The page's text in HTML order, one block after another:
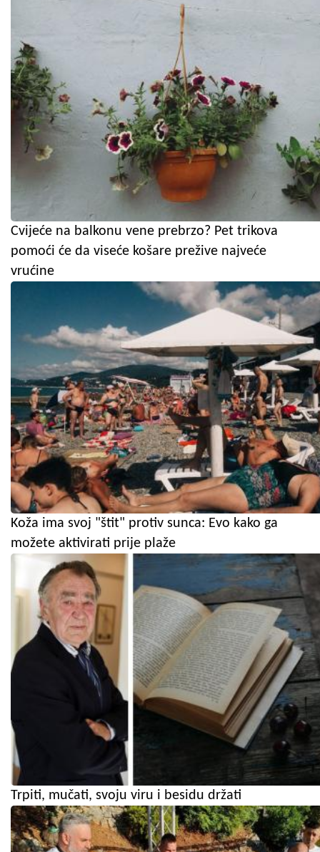
Cvijeće na balkonu vene prebrzo? Pet trikova
pomoći će da viseće košare prežive najveće
vrućine
Koža ima svoj "štit" protiv sunca: Evo kako ga
možete aktivirati prije plaže
Trpiti, mučati, svoju viru i besidu držati